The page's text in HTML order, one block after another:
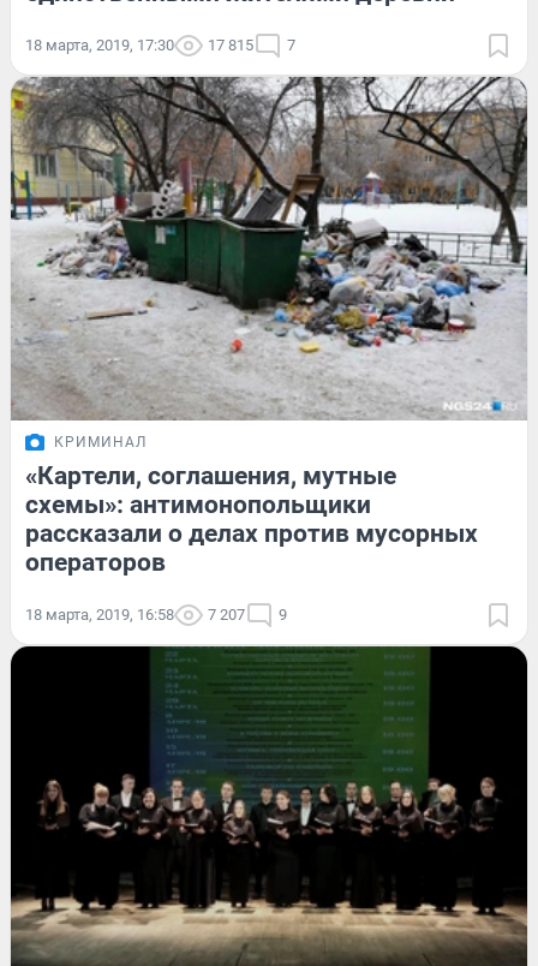
18 марта, 2019, 17:30 17 815 7
КРИМИНАЛ
«Картели, соглашения, мутные
схемы»: антимонопольщики
рассказали о делах против мусорных
операторов
18 марта, 2019, 16:58 7 207 9